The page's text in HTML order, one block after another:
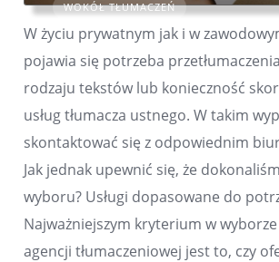
WOKÓŁ TŁUMACZEŃ
W życiu prywatnym jak i w
pojawia się potrzeba
rodzaju tekstów lub konieczność
usług tłumacza ustnego. W takim
skontaktować się z odpowiednim
Jak jednak upewnić się, że
wyboru? Usługi dopasowane do
Najważniejszym kryterium w
agencji tłumaczeniowej jest to, czy